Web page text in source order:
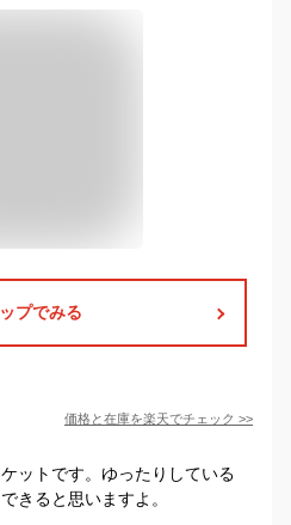
プでみる
価格と在庫を楽天でチェック >>
ットです。ゆったりしている
きると思いますよ。